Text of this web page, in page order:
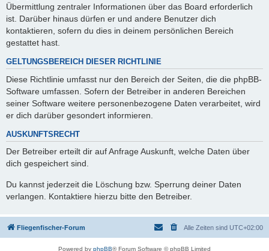
Übermittlung zentraler Informationen über das Board erforderlich
ist. Darüber hinaus dürfen er und andere Benutzer dich
kontaktieren, sofern du dies in deinem persönlichen Bereich
gestattet hast.
GELTUNGSBEREICH DIESER RICHTLINIE
Diese Richtlinie umfasst nur den Bereich der Seiten, die die phpBB-
Software umfassen. Sofern der Betreiber in anderen Bereichen
seiner Software weitere personenbezogene Daten verarbeitet, wird
er dich darüber gesondert informieren.
AUSKUNFTSRECHT
Der Betreiber erteilt dir auf Anfrage Auskunft, welche Daten über
dich gespeichert sind.
Du kannst jederzeit die Löschung bzw. Sperrung deiner Daten
verlangen. Kontaktiere hierzu bitte den Betreiber.
Fliegenfischer-Forum Alle Zeiten sind UTC+02:00
Powered by phpBB® Forum Software © phpBB Limited